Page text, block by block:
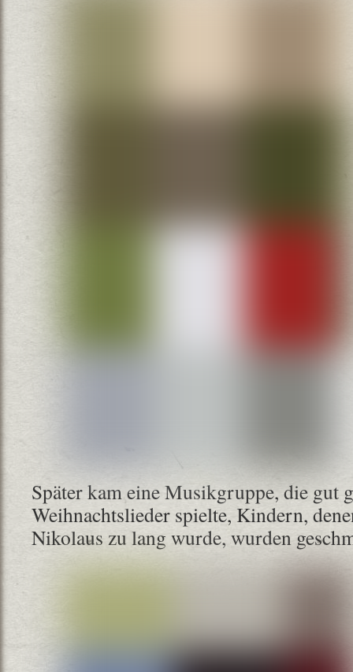
Später kam eine Musikgruppe, die gut
Weihnachtslieder spielte, Kindern,
Nikolaus zu lang wurde, wurden